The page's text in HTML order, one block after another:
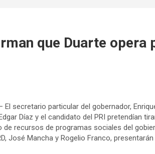
que Duarte opera
El secretario particular del gobernador,
Díaz y el candidato del PRI pretendían
de recursos de programas sociales del
José Mancha y Rogelio Franco, presentarán